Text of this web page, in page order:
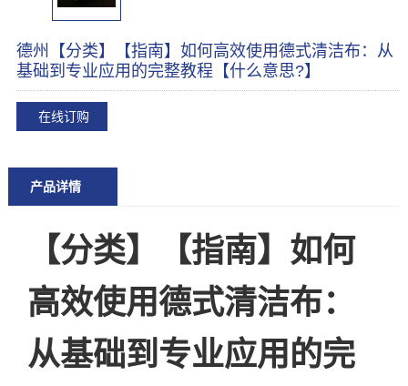
德州【分类】【指南】如何高效使用德式清洁布：从
基础到专业应用的完整教程【什么意思?】
在线订购
产品详情
【分类】【指南】如何
高效使用德式清洁布：
从基础到专业应用的完